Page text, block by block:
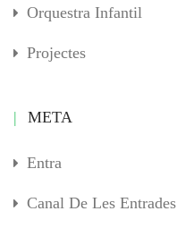
Orquestra Infantil
Projectes
META
Entra
Canal De Les Entrades